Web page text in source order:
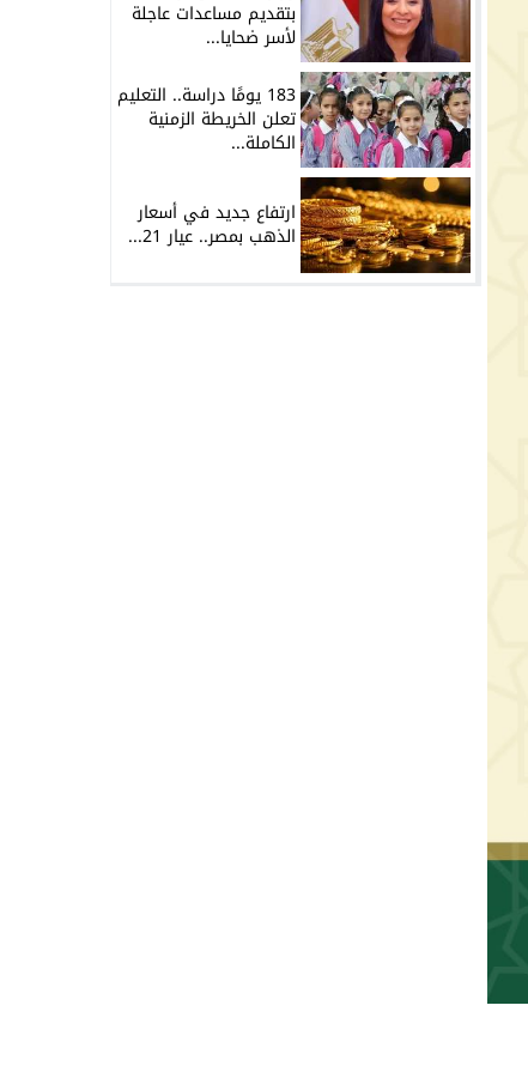
بتقديم مساعدات عاجلة
لأسر ضحايا...
183 يومًا دراسة.. التعليم
تعلن الخريطة الزمنية
الكاملة...
ارتفاع جديد في أسعار
الذهب بمصر.. عيار 21...